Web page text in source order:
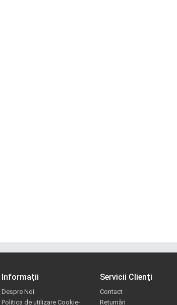
Informaţii
Despre Noi
Politica de utilizare Cookie-
Servicii Clienţi
Contact
Returnări